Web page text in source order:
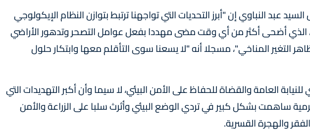
عبد النباوي إن "أبرز التحديات التي تواجهنا ترتبط بتوازن النظام الإيكولوجي
الذي أضحى أكثر من أي وقت مضى مهددا بفعل عوامل التصحر وتدهور الأراضي
التغير المناخي"، مسجلا أنه "لا يسعنا سوى التأقلم معها وابتكار حلول
العامة والقضاة للحفاظ على الأمن البيئي، لا سيما وأن أكبر التهديدات التي
ساهمت بشكل كبير في تردي الوضع البيئي وأثرث سلبا على الزراعة والأمن
والهجرة القسرية.